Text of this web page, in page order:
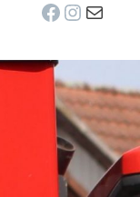
Facebook
E-Mail